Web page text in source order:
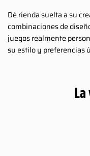
Dé rienda suelta a su
combinaciones de
juegos realmente
su estilo y preferencias